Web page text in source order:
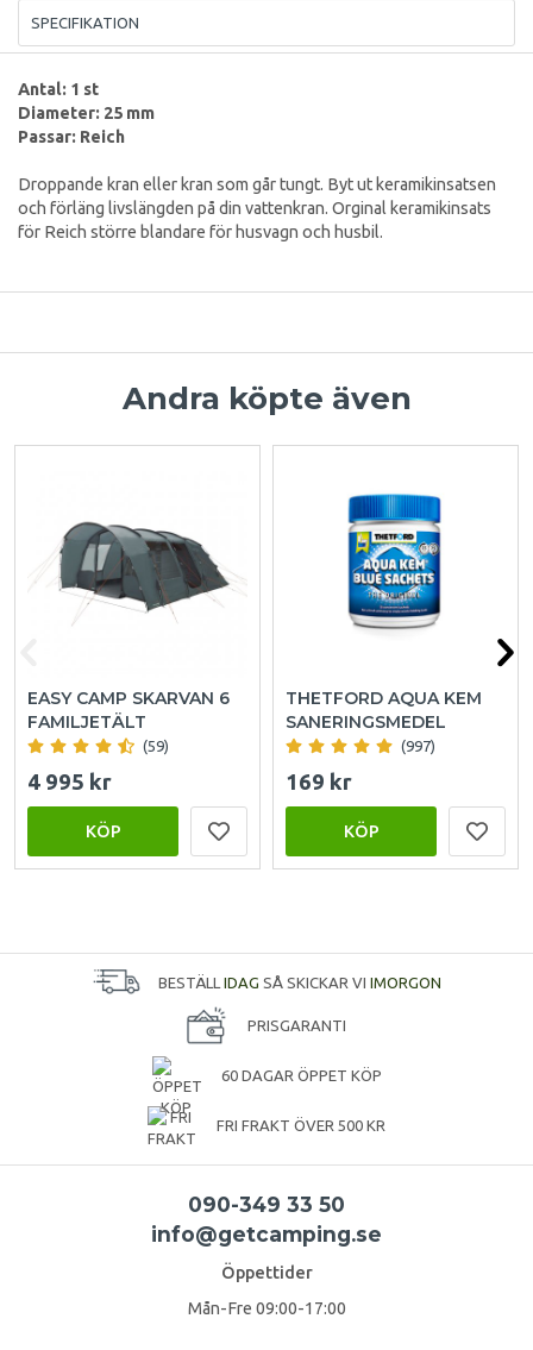
SPECIFIKATION
Antal: 1 st
Diameter: 25 mm
Passar: Reich
Droppande kran eller kran som går tungt. Byt ut keramikinsatsen
och förläng livslängden på din vattenkran. Orginal keramikinsats
för Reich större blandare för husvagn och husbil.
Andra köpte även
EASY CAMP SKARVAN 6
FAMILJETÄLT
(59)
4 995 kr
KÖP
THETFORD AQUA KEM
SANERINGSMEDEL
(997)
169 kr
KÖP
BESTÄLL IDAG SÅ SKICKAR VI IMORGON
PRISGARANTI
60 DAGAR ÖPPET KÖP
FRI FRAKT ÖVER 500 KR
090-349 33 50
info@getcamping.se
Öppettider
Mån-Fre 09:00-17:00